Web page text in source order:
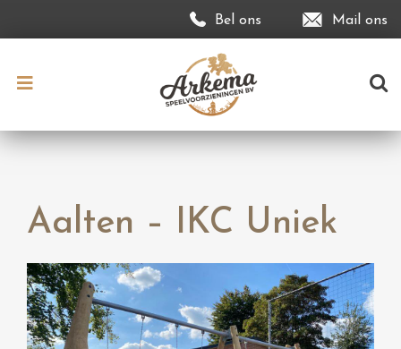
Bel ons Mail ons
Aalten – IKC Uniek